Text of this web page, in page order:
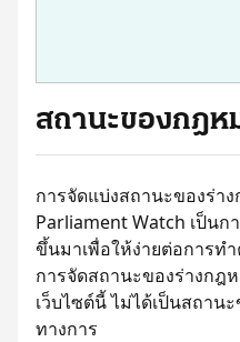
ร่าง พ.ร.ป.เข้าสภา
ผ่านประชุมร่วมกันของ
รัฐสภาส่งร่าง พ.ร.ป.ใ
พระมหากษัตริย์ลงพระ
ประกาศบนราชกิจจานุ
สำเร็จ
ตัวอย่าง
ร่าง พ.ร.ป.พรรคการเ
ร่าง พ.ร.ป.พรรคการเ
สถานะของกฎห
การจัดแบ่งสถานะของร่า
Parliament Watch เป็น
ขึ้นมาเพื่อให้ง่ายต่อการท
การจัดสถานะของร่างก
เว็บไซต์นี้ ไม่ได้เป็นสถาน
ทางการ